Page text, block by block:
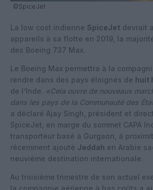
©SpiceJet
La low cost indienne SpiceJet devrait
appareils à sa flotte en 2019, la
des Boeing 737 Max.
Le Boeing Max permettra à la
rendre dans des pays éloignés de huit
de l’Inde. «Cela ouvre de nouveaux
dans les pays de la Communauté des
a déclaré Ajay Singh, président et
SpiceJet, en marge du sommet CAPA
transporteur basé à Gurgaon, à
récemment ajouté Jeddah en Arabie
neuvième destination internationale.
Au troisième trimestre de son actuel
la compagnie aérienne à bas coûts a